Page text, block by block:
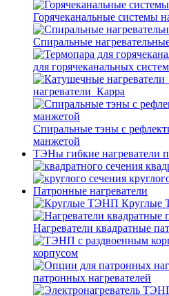
Горячеканальные системы
Спиральные
для горячеканальных систем
нагреватели_Карра
Спиральные тэны с
манжетой
ТЭНы гибкие нагреватели
Патронные нагреватели
Круглые
Нагреватели квадратные
корпусом
патронных нагревателей